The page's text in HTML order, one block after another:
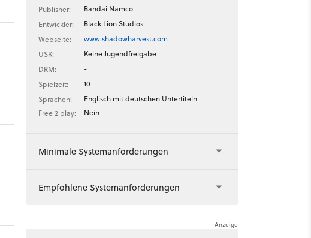
Publisher:
Bandai Namco
Entwickler:
Black Lion Studios
Webseite:
www.shadowharvest.com
USK:
Keine Jugendfreigabe
DRM:
-
Spielzeit:
10
Sprachen:
Englisch mit deutschen Untertiteln
Free 2 play:
Nein
Minimale Systemanforderungen
Empfohlene Systemanforderungen